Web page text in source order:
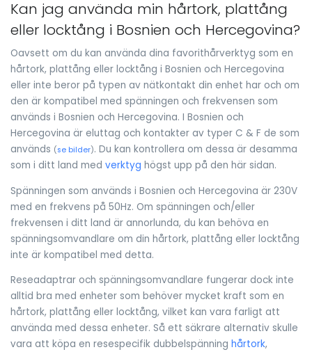
Kan jag använda min hårtork, plattång
eller locktång i Bosnien och Hercegovina?
Oavsett om du kan använda dina favorithårverktyg som en
hårtork, plattång eller locktång i Bosnien och Hercegovina
eller inte beror på typen av nätkontakt din enhet har och om
den är kompatibel med spänningen och frekvensen som
används i Bosnien och Hercegovina. I Bosnien och
Hercegovina är eluttag och kontakter av typer C & F de som
används (se bilder). Du kan kontrollera om dessa är desamma
som i ditt land med verktyg högst upp på den här sidan.
Spänningen som används i Bosnien och Hercegovina är 230V
med en frekvens på 50Hz. Om spänningen och/eller
frekvensen i ditt land är annorlunda, du kan behöva en
spänningsomvandlare om din hårtork, plattång eller locktång
inte är kompatibel med detta.
Reseadaptrar och spänningsomvandlare fungerar dock inte
alltid bra med enheter som behöver mycket kraft som en
hårtork, plattång eller locktång, vilket kan vara farligt att
använda med dessa enheter. Så ett säkrare alternativ skulle
vara att köpa en resespecifik dubbelspänning hårtork,